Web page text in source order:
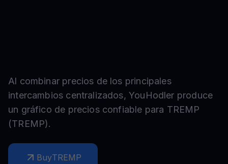
Al combinar precios de los principales
intercambios centralizados, YouHodler produce
un gráfico de precios confiable para TREMP
(TREMP).
BuyTREMP